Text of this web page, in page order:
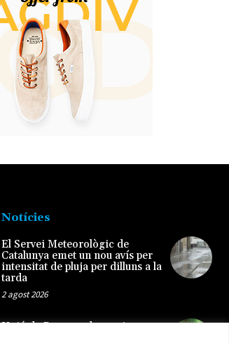
Notícies
El Servei Meteorològic de
Catalunya emet un nou avís per
intensitat de pluja per dilluns a la
tarda
2 agost 2026
Unió de Pagesos denuncia que